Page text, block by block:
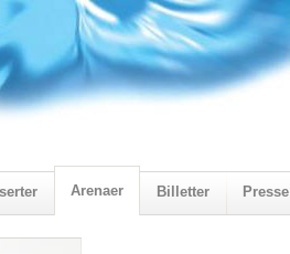
Arenaer Billetter Presse
Visningskatalogen 2018